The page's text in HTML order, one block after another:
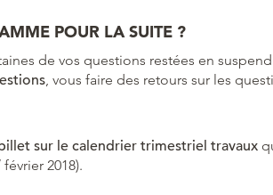
POUR LA SUITE ?
de vos questions restées en
, vous faire des retours sur les
sur le calendrier trimestriel travaux
2018).